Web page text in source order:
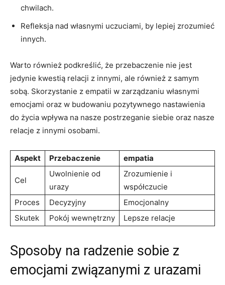
chwilach.
Refleksja ⁢nad własnymi uczuciami, by lepiej zrozumieć
innych.
Warto również ⁣podkreślić, że przebaczenie nie jest
jedynie kwestią​ relacji‍ z innymi, ale również​ z samym
sobą. Skorzystanie⁤ z empatii ‍w zarządzaniu własnymi
emocjami⁣ oraz w budowaniu pozytywnego ​nastawienia
do życia​ wpływa na nasze postrzeganie siebie oraz nasze
‌relacje‍ z innymi osobami.
Aspekt Przebaczenie empatia
Cel
Uwolnienie od
urazy
Zrozumienie i
współczucie
Proces
Decyzyjny
Emocjonalny
Skutek
Pokój wewnętrzny Lepsze relacje
Sposoby na radzenie sobie z
emocjami związanymi z ⁣urazami